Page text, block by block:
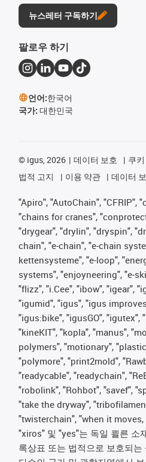
뉴스레터 구독하기
팔로우 하기
언어:한국어
국가: 대한민국
© igus, 2026 데이터 보호 쿠
법적 고지
이용 약관 데이터
"Apiro", "AutoChain", "CFRIP",
"chains for cranes",
"drygear", "drylin", "dryspin",
chain", "e-chain", "e-chain
kettensysteme", "e-loop",
systems", "enjoyneering", "e-
"flizz", "i.Cee", "ibow", "igear",
"igumid", "igus", "igus
"igus:bike", "igusGO", "igutex",
"kineKIT", "kopla", "manus",
polymers", "motionary",
"polymore", "print2mold",
"readycable", "readychain",
"robolink", "Rohbot", "savef",
"take the dryway",
"twisterchain", "when it
"xiros" 및 "yes"는 독일 쾰른 소
록상표 또는 법적으로 보호되